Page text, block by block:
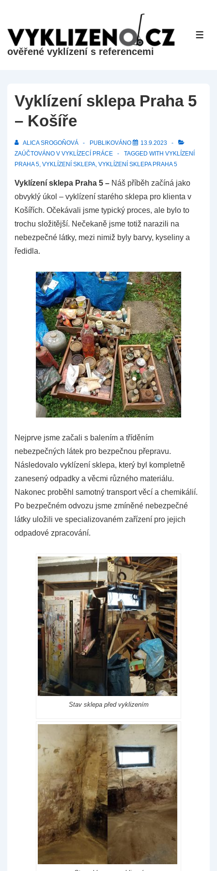
na
hlavní
ověřené vyklízení s referencemi
Vyklízení sklepa Praha 5
– Košíře
ALICA SROGOŇOVÁ PUBLIKOVÁNO
13.9.2023
ZAÚČTOVÁNO V VYKLÍZECÍ PRÁCE TAGGED WITH VYKLÍZENÍ
PRAHA 5, VYKLÍZENÍ SKLEPA, VYKLÍZENÍ SKLEPA PRAHA 5
Vyklízení sklepa Praha 5 – Náš příběh začíná jako
obvyklý úkol – vyklízení starého sklepa pro klienta v
Košířích. Očekávali jsme typický proces, ale bylo to
trochu složitější. Nečekaně jsme totiž narazili na
nebezpečné látky, mezi nimiž byly barvy, kyseliny a
ředidla.
Nejprve jsme začali s balením a tříděním
nebezpečných látek pro bezpečnou přepravu.
Následovalo vyklízení sklepa, který byl kompletně
zanesený odpadky a věcmi různého materiálu.
Nakonec proběhl samotný transport věcí a chemikálií.
Po bezpečném odvozu jsme zmíněné nebezpečné
látky uložili ve specializovaném zařízení pro jejich
odpadové zpracování.
Stav sklepa před vyklizením